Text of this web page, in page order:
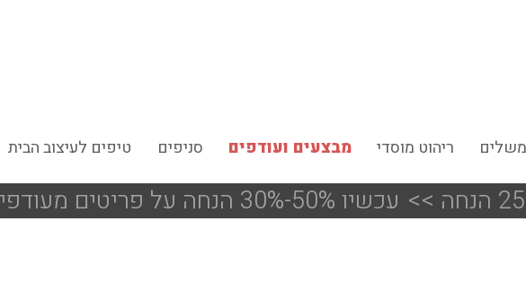
ריהוט מוסדי מבצעים ועודפים סניפים טיפים לעיצוב הבית
!!! עכשיו 50%-30% הנחה על פריטים מעודפים ותצוגות הסניפים <<